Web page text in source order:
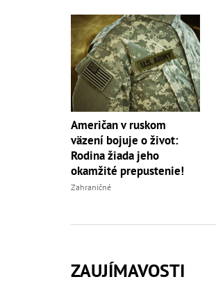
Američan v ruskom
väzení bojuje o život:
Rodina žiada jeho
okamžité prepustenie!
Zahraničné
ZAUJÍMAVOSTI